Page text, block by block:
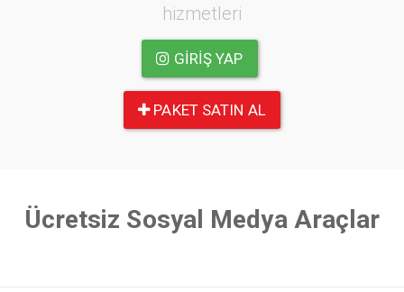
hizmetleri
GIRIŞ YAP
PAKET SATIN AL
Ücretsiz Sosyal Medya Araçlar